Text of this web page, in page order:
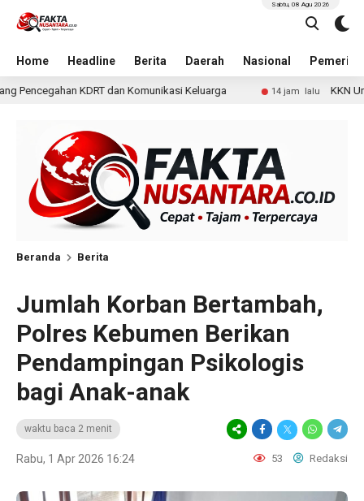
Home Headline Berita Daerah Nasional
Sabtu, 08 Agu 2026
Keluarga 14 jam lalu KKN Undip Bekali Pengelola
Beranda Berita
Jumlah Korban Bertambah,
Polres Kebumen Berikan
Pendampingan Psikologis
bagi Anak-anak
waktu baca 2 menit
Rabu, 1 Apr 2026 16:24 53 Redaksi